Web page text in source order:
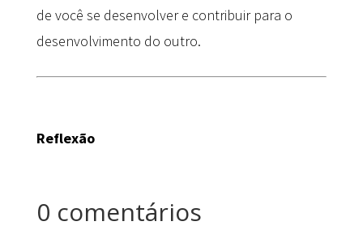
de você se desenvolver e contribuir para o
desenvolvimento do outro.
Reflexão
0 comentários